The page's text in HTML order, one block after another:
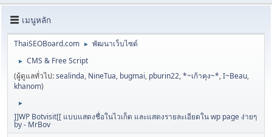
เมนูหลัก
ThaiSEOBoard.com ► พัฒนาเว็บไซต์
►
CMS & Free Script
(ผู้ดูแลทั่วไป:sealinda, NineTua, bugmai, pburin22,*~เก้าคุง~*,I~Beau,
khanom)
►
]]WP Botvisit[[ แบบแสดงชื่อในไวเก็ด และแสดงรายละเอียดใน wp page ง่ายๆ
by - MrBov